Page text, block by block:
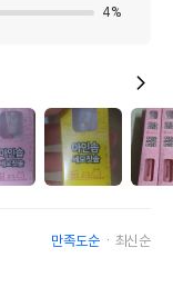
4%
만족도순 최신순